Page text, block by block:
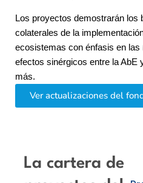
Los proyectos demostrarán los
colaterales de la
ecosistemas con énfasis en las
efectos sinérgicos entre la AbE
más.
Ver actualizaciones del
La cartera de